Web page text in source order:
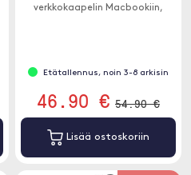
verkkokaapelin Macbookiin,
MacOS: n, iPad OS: n, Windowsin
Etätallennus, noin 3-8 arkisin
46.90 € 54.90 €
Lisää ostoskoriin